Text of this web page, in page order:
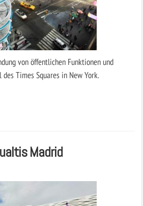
von öffentlichen Funktionen und
Times Squares in New York.
Madrid